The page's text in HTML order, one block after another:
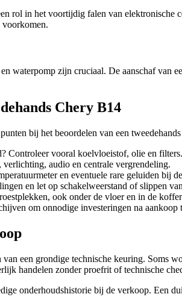
rol in het voortijdig falen van
voorkomen.
waterpomp zijn cruciaal. De aanschaf van
Chery B14
bij het beoordelen van een
Controleer vooral koelvloeistof, olie en filters.
audio en centrale vergrendeling.
en eventuele rare geluiden bij
en let op schakelweerstand of slippen
ook onder de vloer en in de
om onnodige investeringen na aankoop
een grondige technische keuring. Soms
handelen zonder proefrit of technische
onderhoudshistorie bij de verkoop. Een